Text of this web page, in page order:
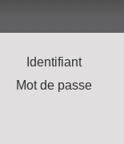
Identifiant
Mot de passe